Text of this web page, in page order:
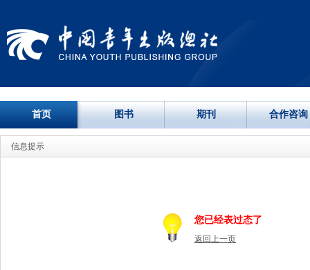
首页 图书 期刊 合作咨询
信息提示
您已经表过态了
返回上一页